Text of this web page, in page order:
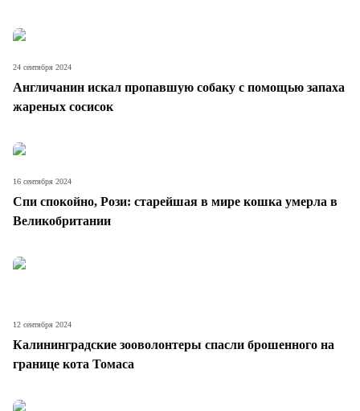
Англичанин искал пропавшую собаку с помощью запаха
жареных сосисок
24 сентября 2024
Спи спокойно, Рози: старейшая в мире кошка умерла в
Великобритании
16 сентября 2024
Калининградские зооволонтеры спасли брошенного на
границе кота Томаса
12 сентября 2024